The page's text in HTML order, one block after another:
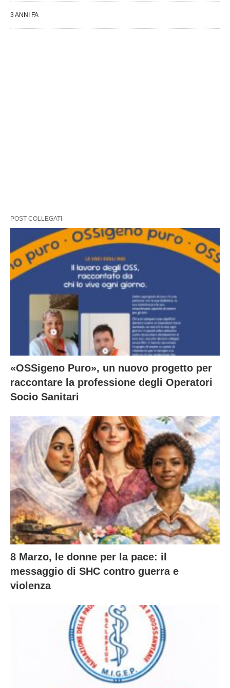
3 ANNI FA
POST COLLEGATI
«OSSigeno Puro», un nuovo progetto per
raccontare la professione degli Operatori
Socio Sanitari
8 Marzo, le donne per la pace: il
messaggio di SHC contro guerra e
violenza